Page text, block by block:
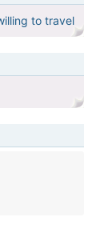
to travel